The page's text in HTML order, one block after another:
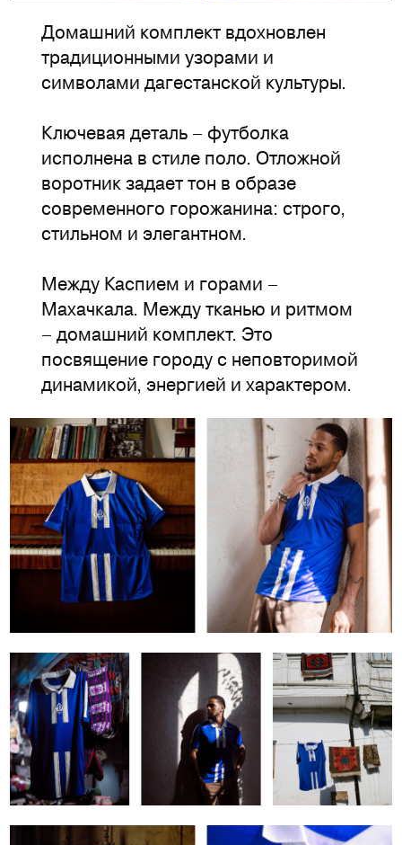
Домашний комплект вдохновлен
традиционными узорами и
символами дагестанской культуры.
Ключевая деталь – футболка
исполнена в стиле поло. Отложной
воротник задает тон в образе
современного горожанина: строго,
стильном и элегантном.
Между Каспием и горами –
Махачкала. Между тканью и ритмом
– домашний комплект. Это
посвящение городу с неповторимой
динамикой, энергией и характером.